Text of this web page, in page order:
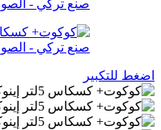
اضغط للتكبير